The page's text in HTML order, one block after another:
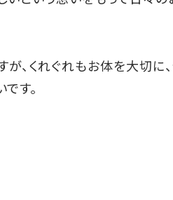
、くれぐれもお体を大切に
す。